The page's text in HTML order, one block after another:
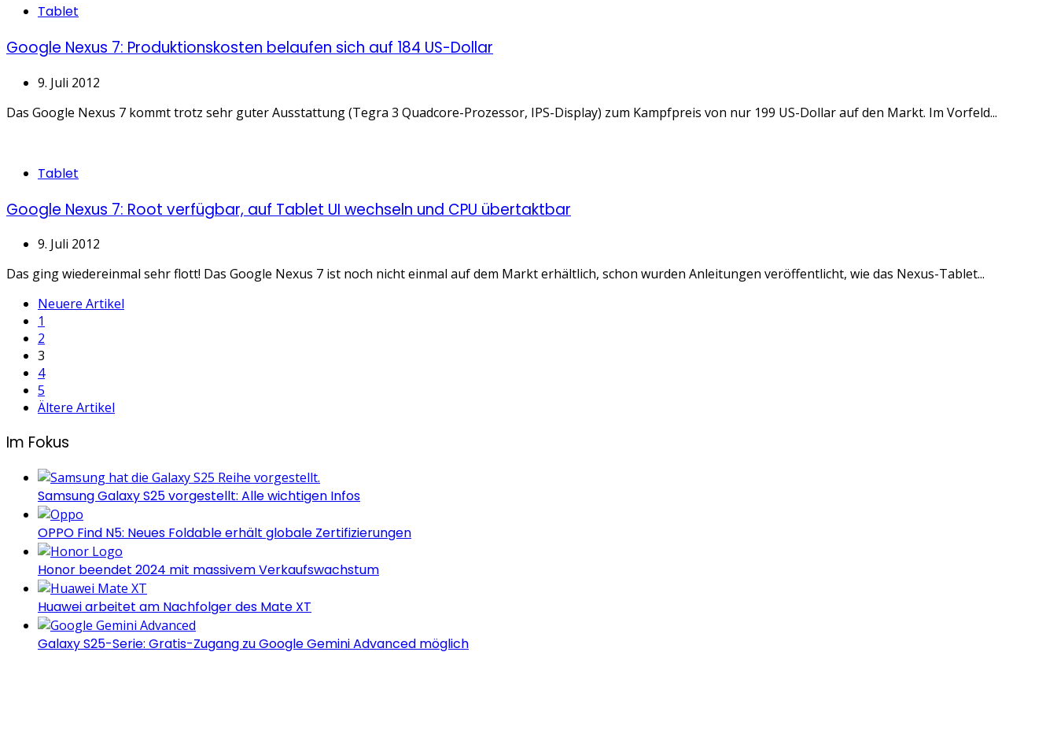
Categories
Tablet
Google Nexus 7: Produktionskosten belaufen sich auf 184 US-Dollar
9. Juli 2012
Das Google Nexus 7 kommt trotz sehr guter Ausstattung (Tegra 3 Quadcore-Prozessor, IPS-Display) zum Kampfpreis von nur 199 US-Dollar auf den Markt. Im Vorfeld...
Categories
Tablet
Google Nexus 7: Root verfügbar, auf Tablet UI wechseln und CPU übertaktbar
9. Juli 2012
Das ging wiedereinmal sehr flott! Das Google Nexus 7 ist noch nicht einmal auf dem Markt erhältlich, schon wurden Anleitungen veröffentlicht, wie das Nexus-Tablet...
Seitennummerierung
der
Beiträge
Neuere Artikel
1
2
3
4
5
Ältere Artikel
Im Fokus
Samsung Galaxy S25 vorgestellt: Alle wichtigen Infos
OPPO Find N5: Neues Foldable erhält globale Zertifizierungen
Honor beendet 2024 mit massivem Verkaufswachstum
Huawei arbeitet am Nachfolger des Mate XT
Galaxy S25-Serie: Gratis-Zugang zu Google Gemini Advanced möglich